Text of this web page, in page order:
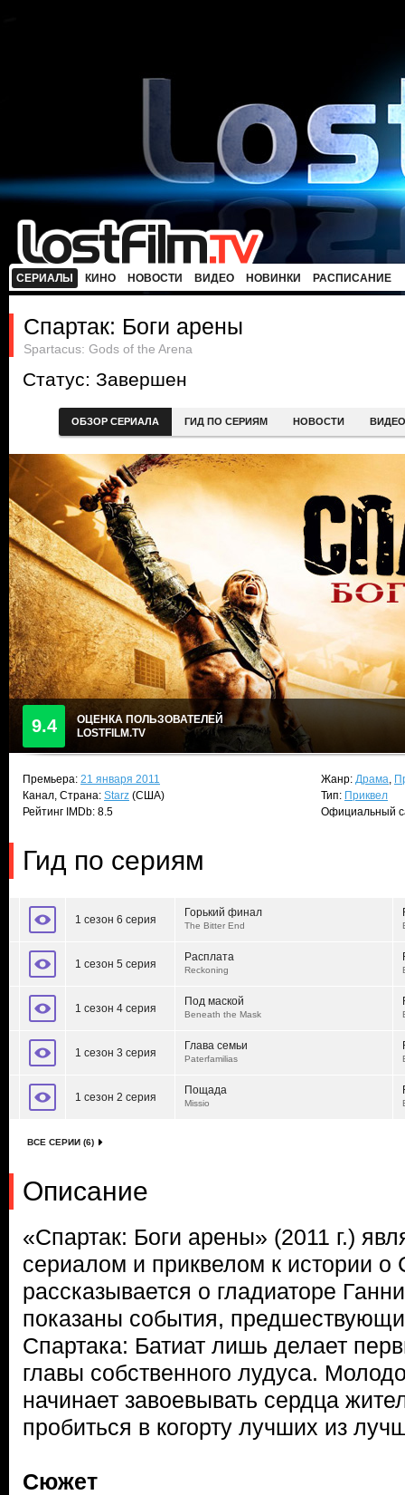
СЕРИАЛЫ КИНО НОВОСТИ ВИДЕО НОВИНКИ РАСПИСАНИЕ
Спартак: Боги арены
Spartacus: Gods of the Arena
Статус: Завершен
ОБЗОР СЕРИАЛА ГИД ПО СЕРИЯМ НОВОСТИ ВИДЕО
9.4
ОЦЕНКА ПОЛЬЗОВАТЕЛЕЙ
LOSTFILM.TV
Премьера: 21 января 2011
Канал, Страна: Starz (США)
Рейтинг IMDb: 8.5
Жанр: Драма,
Тип: Приквел
Официальный
Гид по сериям
1 сезон 6 серия
Горький финал
The Bitter End
1 сезон 5 серия
Расплата
Reckoning
1 сезон 4 серия
Под маской
Beneath the Mask
1 сезон 3 серия
Глава семьи
Paterfamilias
1 сезон 2 серия
Пощада
Missio
ВСЕ СЕРИИ (6)
Описание
«Спартак: Боги арены» (2011 г.)
сериалом и приквелом к истории о
рассказывается о гладиаторе
показаны события,
Спартака: Батиат лишь делает
главы собственного лудуса.
начинает завоевывать сердца
пробиться в когорту лучших из
Сюжет